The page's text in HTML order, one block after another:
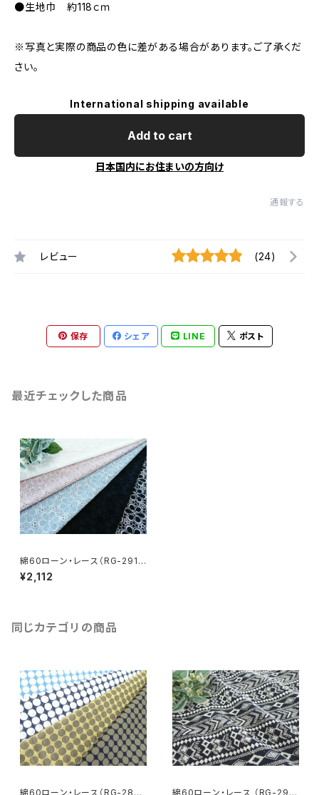
●生地巾 約118ｃｍ
※写真と実際の商品の色に差がある場合があります。ご了承くだ
さい。
International shipping available
Add to cart
日本国内にお住まいの方向け
通報する
レビュー (24)
保存 シェア LINE ポスト
最近チェックした商品
綿60ローン・レース（RG-2913
9）
¥2,112
同じカテゴリの商品
綿60ローン・レース（RG-2836 綿60ローン・レース （RG-293